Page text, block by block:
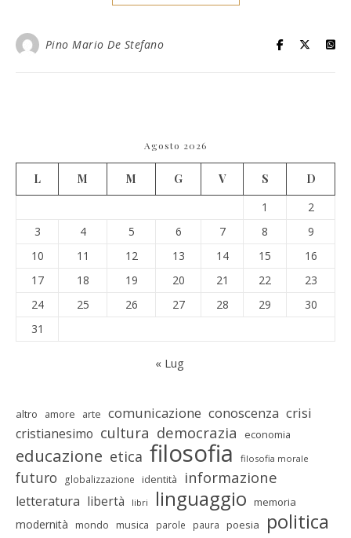
Pino Mario De Stefano
Agosto 2026
L M M G V S
D
1
2
3
4 5 6 7 8
9
10
11 12 13 14 15
16
17
18 19 20 21 22
23
24
25 26 27 28 29
30
31
« Lug
altro amore arte comunicazione conoscenza crisi
cristianesimo cultura democrazia economia
educazione etica filosofia filosofia morale
futuro globalizzazione identità informazione
letteratura libertà libri linguaggio memoria
modernità mondo musica parole paura poesia politica